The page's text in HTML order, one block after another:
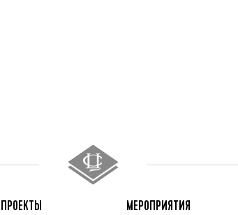
ПРОЕКТЫ МЕРОПРИЯТИЯ